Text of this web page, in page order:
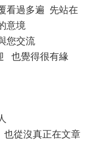
看過多遍 先站在
意境
您交流
也覺得很有緣
從沒真正在文章